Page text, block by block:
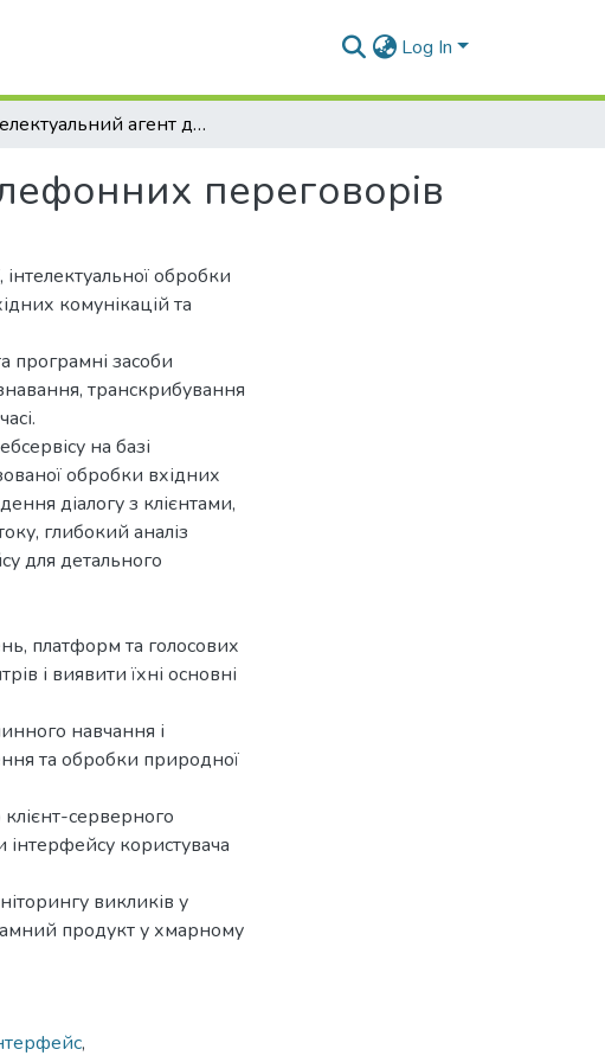
Log In
Інтелектуальний агент для автоматизації телефонних переговорів
переговорів
обробки
комунікацій та
програмні засоби
транскрибування
на базі
обробки вхідних
діалогу з клієнтами,
глибокий аналіз
для детального
платформ та голосових
і виявити їхні основні
навчання і
та обробки природної
клієнт-серверного
інтерфейсу користувача
викликів у
продукт у хмарному
,